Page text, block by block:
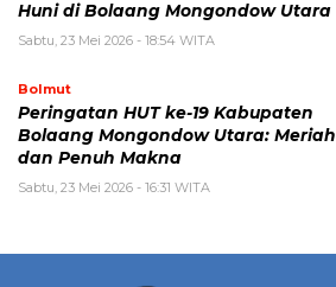
Huni di Bolaang Mongondow Utara
Sabtu, 23 Mei 2026 - 18:54 WITA
Bolmut
Peringatan HUT ke-19 Kabupaten
Bolaang Mongondow Utara: Meriah
dan Penuh Makna
Sabtu, 23 Mei 2026 - 16:31 WITA